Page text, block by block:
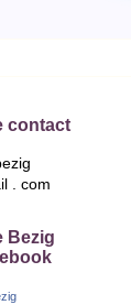
contact
. com
Bezig